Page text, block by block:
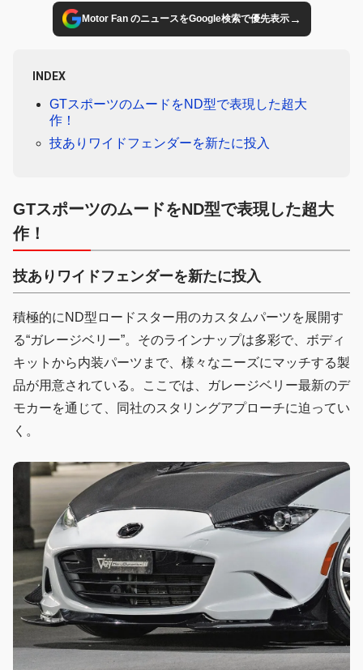
Motor Fan のニュースをGoogle検索で優先表示→
INDEX
GTスポーツのムードをND型で表現した超大
作！
技ありワイドフェンダーを新たに投入
GTスポーツのムードをND型で表現した超大
作！
技ありワイドフェンダーを新たに投入
積極的にND型ロードスター用のカスタムパーツを展開す
る“ガレージベリー”。そのラインナップは多彩で、ボディ
キットから内装パーツまで、様々なニーズにマッチする製
品が用意されている。ここでは、ガレージベリー最新のデ
モカーを通じて、同社のスタリングアプローチに迫ってい
く。